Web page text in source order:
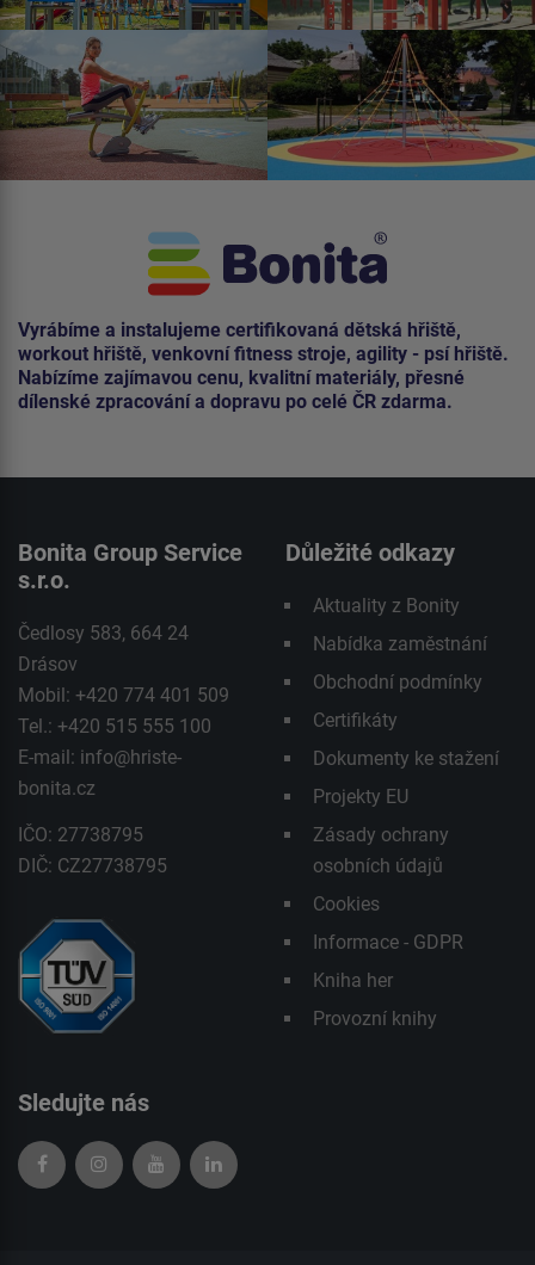
Vyrábíme a instalujeme certifikovaná dětská hřiště,
workout hřiště, venkovní fitness stroje, agility - psí hřiště.
Nabízíme zajímavou cenu, kvalitní materiály, přesné
dílenské zpracování a dopravu po celé ČR zdarma.
Bonita Group Service
s.r.o.
Čedlosy 583, 664 24
Drásov
Mobil: +420 774 401 509
Tel.: +420 515 555 100
E-mail: info@hriste-
bonita.cz
IČO: 27738795
DIČ: CZ27738795
Důležité odkazy
Aktuality z Bonity
Nabídka zaměstnání
Obchodní podmínky
Certifikáty
Dokumenty ke stažení
Projekty EU
Zásady ochrany
osobních údajů
Cookies
Informace - GDPR
Kniha her
Provozní knihy
Sledujte nás